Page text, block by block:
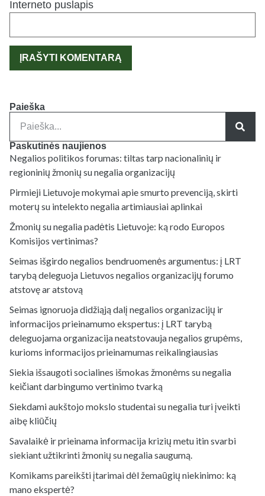
Interneto puslapis
Paieška
Paskutinės naujienos
Negalios politikos forumas: tiltas tarp nacionalinių ir
regioninių žmonių su negalia organizacijų
Pirmieji Lietuvoje mokymai apie smurto prevenciją, skirti
moterų su intelekto negalia artimiausiai aplinkai
Žmonių su negalia padėtis Lietuvoje: ką rodo Europos
Komisijos vertinimas?
Seimas išgirdo negalios bendruomenės argumentus: į LRT
tarybą deleguoja Lietuvos negalios organizacijų forumo
atstovę ar atstovą
Seimas ignoruoja didžiąją dalį negalios organizacijų ir
informacijos prieinamumo ekspertus: į LRT tarybą
deleguojama organizacija neatstovauja negalios grupėms,
kurioms informacijos prieinamumas reikalingiausias
Siekia išsaugoti socialines išmokas žmonėms su negalia
keičiant darbingumo vertinimo tvarką
Siekdami aukštojo mokslo studentai su negalia turi įveikti
aibę kliūčių
Savalaikė ir prieinama informacija krizių metu itin svarbi
siekiant užtikrinti žmonių su negalia saugumą.
Komikams pareikšti įtarimai dėl žemaūgių niekinimo: ką
mano ekspertė?